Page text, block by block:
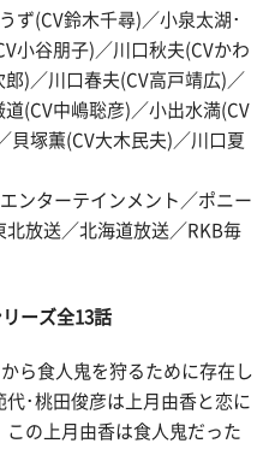
ず(CV鈴木千尋)／小泉太湖･
小谷朋子)／川口秋夫(CVかわ
)／川口春夫(CV高戸靖広)／
(CV中嶋聡彦)／小出水満(CV
貝塚薫(CV大木民夫)／川口夏
ンターテインメント／ポニー
放送／北海道放送／RKB毎
ーズ全13話
ら食人鬼を狩るために存在し
･桃田俊彦は上月由香と恋に
の上月由香は食人鬼だった